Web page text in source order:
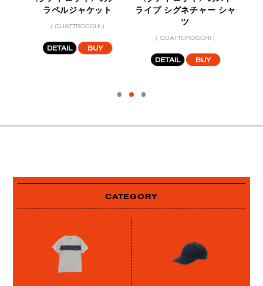
ラペルジャケット
( QUATTROCCHI )
DETAIL BUY
ライプ シグネチャー シャ
ツ
( QUATTOROCCHI )
DETAIL BUY
CATEGORY